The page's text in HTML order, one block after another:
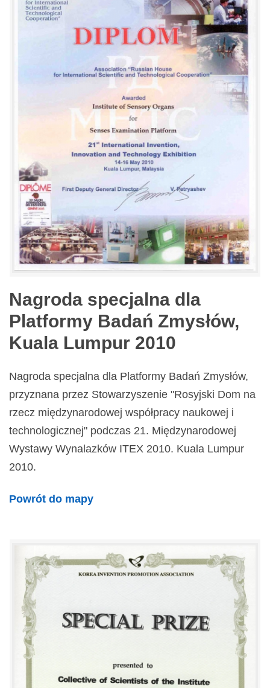
Nagroda specjalna dla
Platformy Badań Zmysłów,
Kuala Lumpur 2010
Nagroda specjalna dla Platformy Badań Zmysłów,
przyznana przez Stowarzyszenie "Rosyjski Dom na
rzecz międzynarodowej współpracy naukowej i
technologicznej" podczas 21. Międzynarodowej
Wystawy Wynalazków ITEX 2010. Kuala Lumpur
2010.
Powrót do mapy